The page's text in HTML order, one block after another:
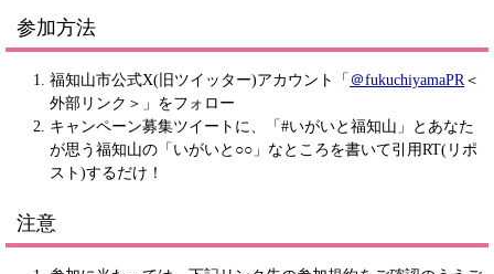
参加方法
福知山市公式X(旧ツイッター)アカウント「 ＠fukuchiyamaPR＜
外部リンク＞ 」をフォロー
キャンペーン募集ツイートに、「#いがいと福知山」とあなた
が思う福知山の「いがいと○○」なところを書いて引用RT(リポ
スト)するだけ！
注意